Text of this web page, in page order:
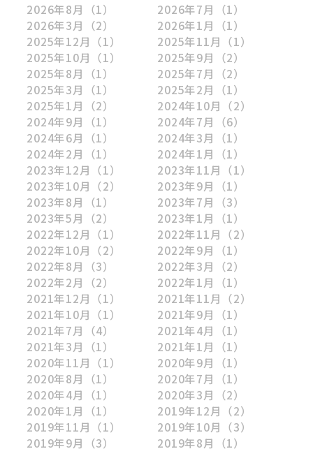
2026年8月 （1） 2026年7月
（1）
2026年3月
（2） 2026年1月
（1）
2025年12月 （1） 2025年11月 （1）
2025年10月 （1） 2025年9月
（2）
2025年8月
（1） 2025年7月
（2）
2025年3月
（1） 2025年2月
（1）
2025年1月
（2） 2024年10月 （2）
2024年9月
（1） 2024年7月
（6）
2024年6月
（1） 2024年3月
（1）
2024年2月
（1） 2024年1月
（1）
2023年12月 （1） 2023年11月 （1）
2023年10月 （2） 2023年9月
（1）
2023年8月
（1） 2023年7月
（3）
2023年5月
（2） 2023年1月
（1）
2022年12月 （1） 2022年11月 （2）
2022年10月 （2） 2022年9月
（1）
2022年8月
（3） 2022年3月
（2）
2022年2月
（2） 2022年1月
（1）
2021年12月 （1） 2021年11月 （2）
2021年10月 （1） 2021年9月
（1）
2021年7月
（4） 2021年4月
（1）
2021年3月
（1） 2021年1月
（1）
2020年11月 （1） 2020年9月
（1）
2020年8月
（1） 2020年7月
（1）
2020年4月
（1） 2020年3月
（2）
2020年1月
（1） 2019年12月 （2）
2019年11月 （1） 2019年10月 （3）
2019年9月
（3） 2019年8月
（1）